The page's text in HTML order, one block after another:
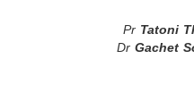
Pr Tatoni
DrGachet